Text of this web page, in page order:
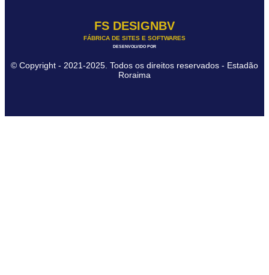
FS DESIGNBV
FÁBRICA DE SITES E SOFTWARES
DESENVOLVIDO POR
© Copyright - 2021-2025. Todos os direitos reservados - Estadão
Roraima